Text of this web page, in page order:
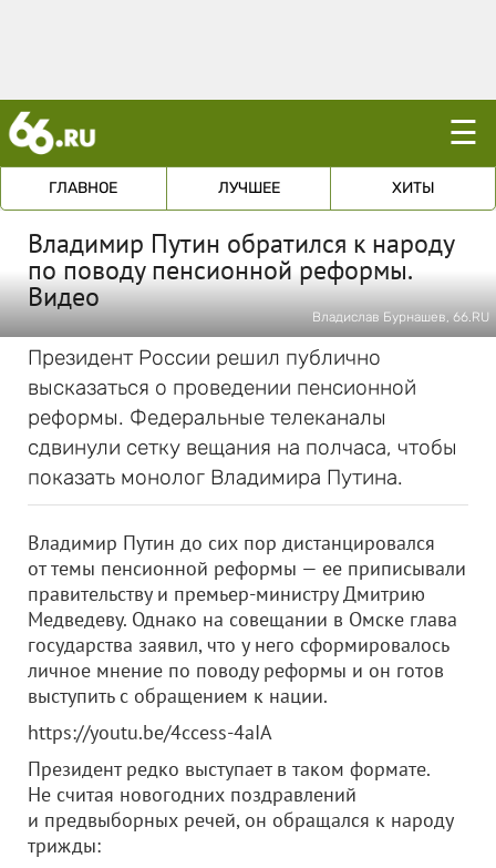
☰
ГЛАВНОЕ ЛУЧШЕЕ ХИТЫ
Владимир Путин обратился к народу
по поводу пенсионной реформы.
Видео
Владислав Бурнашев, 66.RU
Президент России решил публично
высказаться о проведении пенсионной
реформы. Федеральные телеканалы
сдвинули сетку вещания на полчаса, чтобы
показать монолог Владимира Путина.
Владимир Путин до сих пор дистанцировался
от темы пенсионной реформы — ее приписывали
правительству и премьер-министру Дмитрию
Медведеву. Однако на совещании в Омске глава
государства заявил, что у него сформировалось
личное мнение по поводу реформы и он готов
выступить с обращением к нации.
https://youtu.be/4ccess-4aIA
Президент редко выступает в таком формате.
Не считая новогодних поздравлений
и предвыборных речей, он обращался к народу
трижды: